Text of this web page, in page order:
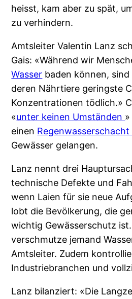
heisst, kam aber zu spät,
zu verhindern.
Amtsleiter Valentin Lanz
Gais: «Während wir
Wasser baden können,
deren Nährtiere geringste
Konzentrationen tödlich.»
«unter keinen Umständen
einen Regenwasserschacht
Gewässer gelangen.
Lanz nennt drei
technische Defekte und
wenn Laien für sie neue
lobt die Bevölkerung, die
wichtig Gewässerschutz
verschmutze jemand
Amtsleiter. Zudem
Industriebranchen und
Lanz bilanziert: «Die